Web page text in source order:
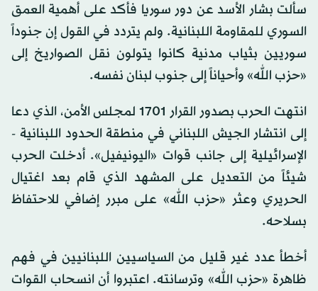
سألت بشار الأسد عن دور سوريا فأكد على أهمية العمق
السوري للمقاومة اللبنانية. ولم يتردد في القول إن جنوداً
سوريين بثياب مدنية كانوا يتولون نقل الصواريخ إلى
«حزب الله» وأحياناً إلى جنوب لبنان نفسه.
انتهت الحرب بصدور القرار 1701 لمجلس الأمن، الذي دعا
إلى انتشار الجيش اللبناني في منطقة الحدود اللبنانية -
الإسرائيلية إلى جانب قوات «اليونيفيل». أدخلت الحرب
شيئاً من التعديل على المشهد الذي قام بعد اغتيال
الحريري وعثر «حزب الله» على مبرر إضافي للاحتفاظ
بسلاحه.
أخطأ عدد غير قليل من السياسيين اللبنانيين في فهم
ظاهرة «حزب الله» وترسانته. اعتبروا أن انسحاب القوات